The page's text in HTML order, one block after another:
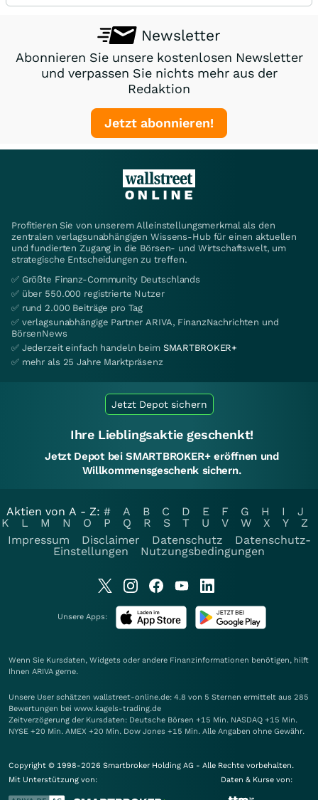
Newsletter
Abonnieren Sie unsere kostenlosen Newsletter
und verpassen Sie nichts mehr aus der
Redaktion
Jetzt abonnieren!
Profitieren Sie von unserem Alleinstellungsmerkmal als den
zentralen verlagsunabhängigen Wissens-Hub für einen aktuellen
und fundierten Zugang in die Börsen- und Wirtschaftswelt, um
strategische Entscheidungen zu treffen.
✅ Größte Finanz-Community Deutschlands
✅ über 550.000 registrierte Nutzer
✅ rund 2.000 Beiträge pro Tag
✅ verlagsunabhängige Partner ARIVA, FinanzNachrichten und
BörsenNews
✅ Jederzeit einfach handeln beim SMARTBROKER+
✅ mehr als 25 Jahre Marktpräsenz
Jetzt Depot sichern
Ihre Lieblingsaktie geschenkt!
Jetzt Depot bei SMARTBROKER+ eröffnen und
Willkommensgeschenk sichern.
Aktien von A - Z: # A B C D E F G H I
J
K
L M N O P Q R S T U V W X Y
Z
Impressum
Disclaimer Datenschutz
Datenschutz-
Einstellungen
Nutzungsbedingungen
Unsere Apps:
Wenn Sie Kursdaten, Widgets oder andere Finanzinformationen benötigen, hilft
Ihnen ARIVA gerne.
Unsere User schätzen wallstreet-online.de: 4.8 von 5 Sternen ermittelt aus 285
Bewertungen bei www.kagels-trading.de
Zeitverzögerung der Kursdaten: Deutsche Börsen +15 Min. NASDAQ +15 Min.
NYSE +20 Min. AMEX +20 Min. Dow Jones +15 Min. Alle Angaben ohne Gewähr.
Copyright © 1998-2026 Smartbroker Holding AG - Alle Rechte vorbehalten.
Mit Unterstützung von:
Daten & Kurse von: